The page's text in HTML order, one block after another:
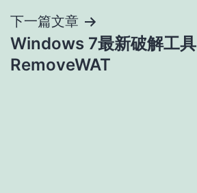
导
航
下一篇文章
Windows 7最新破解工具
RemoveWAT